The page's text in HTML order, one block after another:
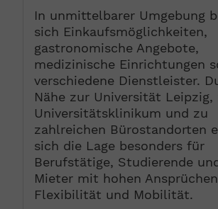
In unmittelbarer Umgebung
sich Einkaufsmöglichkeiten,
gastronomische Angebote,
medizinische Einrichtungen
verschiedene Dienstleister.
Nähe zur Universität Leipzig,
Universitätsklinikum und zu
zahlreichen Bürostandorten
sich die Lage besonders für
Berufstätige, Studierende
Mieter mit hohen
Flexibilität und Mobilität.